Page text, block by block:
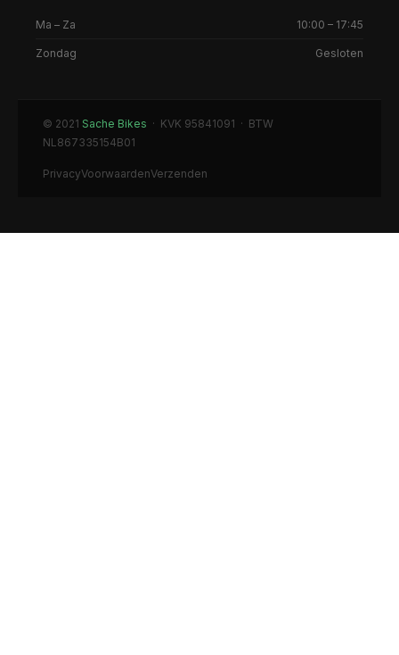
Ma – Za 10:00 – 17:45
Zondag Gesloten
© 2021 Sache Bikes · KVK 95841091 · BTW
NL867335154B01
PrivacyVoorwaardenVerzenden